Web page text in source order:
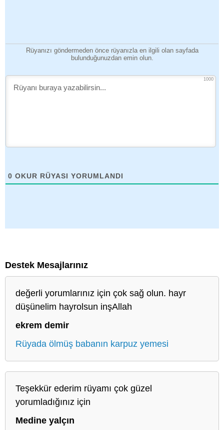
Rüyanızı göndermeden önce rüyanızla en ilgili olan sayfada
bulunduğunuzdan emin olun.
1000
0 OKUR RÜYASI YORUMLANDI
Destek Mesajlarınız
değerli yorumlarınız için çok sağ olun. hayr
düşünelim hayrolsun inşAllah
ekrem demir
Rüyada ölmüş babanın karpuz yemesi
Teşekkür ederim rüyamı çok güzel
yorumladığınız için
Medine yalçın